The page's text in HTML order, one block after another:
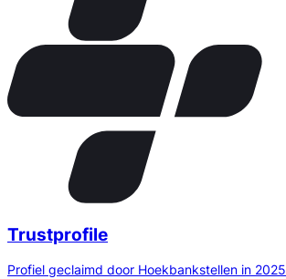
Trustprofile
Profiel geclaimd door Hoekbankstellen in 2025